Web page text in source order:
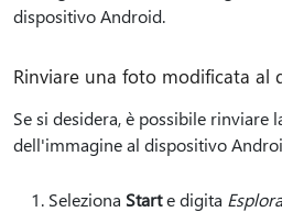
dispositivo Android.
Rinviare una foto modificata al
Se si desidera, è possibile rinviare
dell'immagine al dispositivo
Seleziona Starte digita